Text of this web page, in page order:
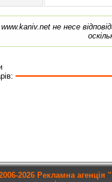
www.kaniv.net не несе
2026 Рекламна